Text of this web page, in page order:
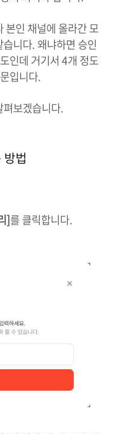
본인 채널에 올라간 모
니다. 왜냐하면 승인
인데 거기서 4개 정도
입니다.
보겠습니다.
법
]를 클릭합니다.